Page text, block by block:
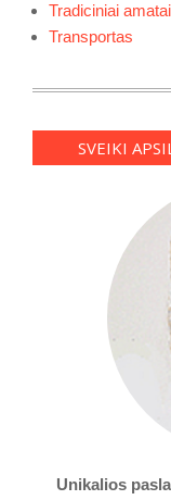
Tradiciniai amatai
Transportas
SVEIKI
Unikalios